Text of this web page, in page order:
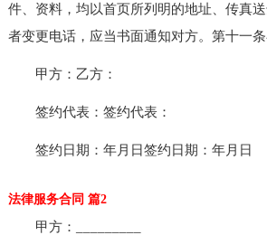
件、资料，均以首页所列明的地址、传真
者变更电话，应当书面通知对方。第十一
甲方：乙方：
签约代表：签约代表：
签约日期：年月日签约日期：年月日
法律服务合同 篇2
甲方：_________